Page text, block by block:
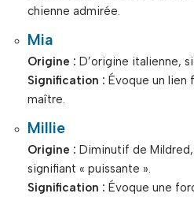
chienne admirée.
Mia
Origine : D’origine italienne,
Signification : Évoque un lien
maître.
Millie
Origine : Diminutif de Mildred,
signifiant « puissante ».
Signification : Évoque une